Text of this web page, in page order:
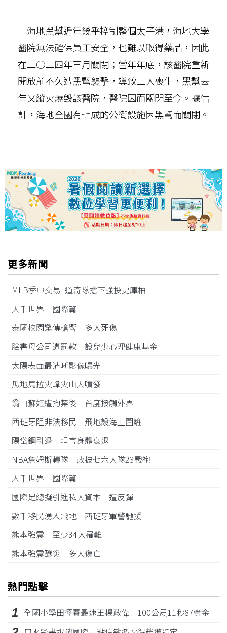
海地黑幫近年幾乎控制整個太子港，海地大學
醫院無法確保員工安全，也難以取得藥品，因此
在二○二四年三月關閉；當年年底，該醫院重新
開放前不久遭黑幫襲擊，導致三人喪生，黑幫去
年又縱火燒毀該醫院，醫院因而關閉至今。據估
計，海地全國有七成的公衛設施因黑幫而關閉。
更多新聞
MLB季中交易 道奇隊搶下強投史庫柏
大千世界 國際篇
泰國校園驚傳槍響 多人死傷
臉書母公司遭罰款 設兒少心理健康基金
太陽表面最清晰影像曝光
瓜地馬拉火峰火山大噴發
翁山蘇姬遭拘禁後 首度接觸外界
西班牙阻非法移民 飛地設海上圍籬
陽岱鋼引退 坦言身體衰退
NBA詹姆斯轉隊 改披七六人隊23戰袍
大千世界 國際篇
國際足總擬引進私人資本 遭反彈
數千移民湧入飛地 西班牙軍警馳援
熊本強震 至少34人罹難
熊本強震釀災 多人傷亡
熱門點擊
1 全國小學田徑賽最速王楊政偉 100公尺11秒87奪金